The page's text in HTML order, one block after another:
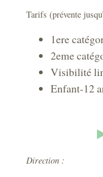
Tarifs (prévente
1ere
2eme
Visibilité
Enfant-12
Direction :